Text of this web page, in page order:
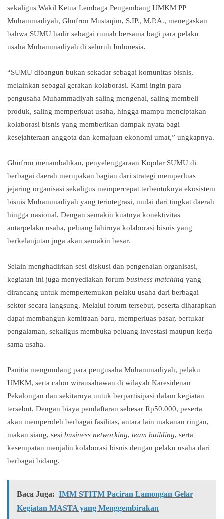
sekaligus Wakil Ketua Lembaga Pengembang UMKM PP
Muhammadiyah, Ghufron Mustaqim, S.IP., M.P.A., menegaskan
bahwa SUMU hadir sebagai rumah bersama bagi para pelaku
usaha Muhammadiyah di seluruh Indonesia.
“SUMU dibangun bukan sekadar sebagai komunitas bisnis,
melainkan sebagai gerakan kolaborasi. Kami ingin para
pengusaha Muhammadiyah saling mengenal, saling membeli
produk, saling memperkuat usaha, hingga mampu menciptakan
kolaborasi bisnis yang memberikan dampak nyata bagi
kesejahteraan anggota dan kemajuan ekonomi umat,” ungkapnya.
Ghufron menambahkan, penyelenggaraan Kopdar SUMU di
berbagai daerah merupakan bagian dari strategi memperluas
jejaring organisasi sekaligus mempercepat terbentuknya ekosistem
bisnis Muhammadiyah yang terintegrasi, mulai dari tingkat daerah
hingga nasional. Dengan semakin kuatnya konektivitas
antarpelaku usaha, peluang lahirnya kolaborasi bisnis yang
berkelanjutan juga akan semakin besar.
Selain menghadirkan sesi diskusi dan pengenalan organisasi,
kegiatan ini juga menyediakan forum business matching yang
dirancang untuk mempertemukan pelaku usaha dari berbagai
sektor secara langsung. Melalui forum tersebut, peserta diharapkan
dapat membangun kemitraan baru, memperluas pasar, bertukar
pengalaman, sekaligus membuka peluang investasi maupun kerja
sama usaha.
Panitia mengundang para pengusaha Muhammadiyah, pelaku
UMKM, serta calon wirausahawan di wilayah Karesidenan
Pekalongan dan sekitarnya untuk berpartisipasi dalam kegiatan
tersebut. Dengan biaya pendaftaran sebesar Rp50.000, peserta
akan memperoleh berbagai fasilitas, antara lain makanan ringan,
makan siang, sesi business networking, team building, serta
kesempatan menjalin kolaborasi bisnis dengan pelaku usaha dari
berbagai bidang.
Baca Juga: IMM STITM Paciran Lamongan Gelar
Kegiatan MASTA yang Menggembirakan